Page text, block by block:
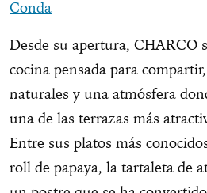
Conda
Desde su apertura, CHARCO
cocina pensada para
naturales y una atmósfera
una de las terrazas más
Entre sus platos más
roll de papaya, la tartaleta de